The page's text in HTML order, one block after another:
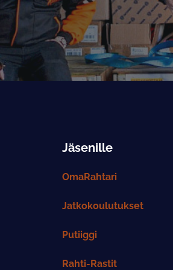
Jäsenille
OmaRahtari
Jatkokoulutukset
Putiiggi
Rahti-Rastit